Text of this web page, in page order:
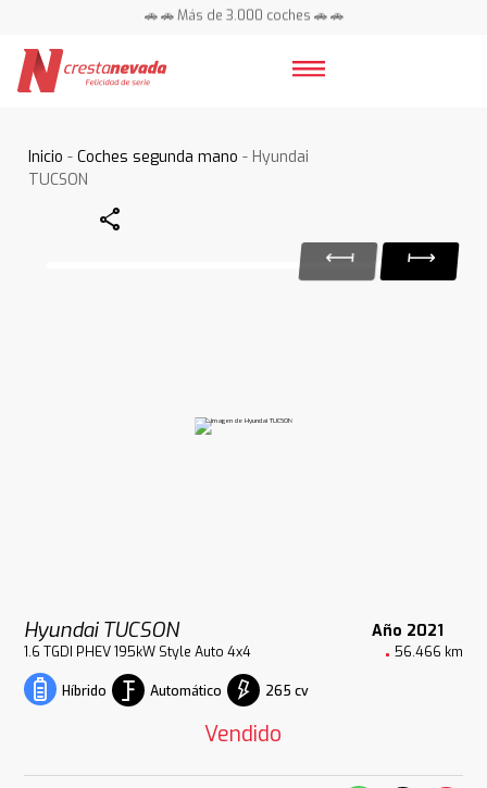
🚗 🚗 Más de 3.000 coches 🚗 🚗
Inicio -Coches segunda mano - Hyundai
TUCSON
Share
Hyundai TUCSON Año 2021
1.6 TGDI PHEV 195kW Style Auto 4x4 56.466 km
Híbrido Automático 265 cv
Vendido